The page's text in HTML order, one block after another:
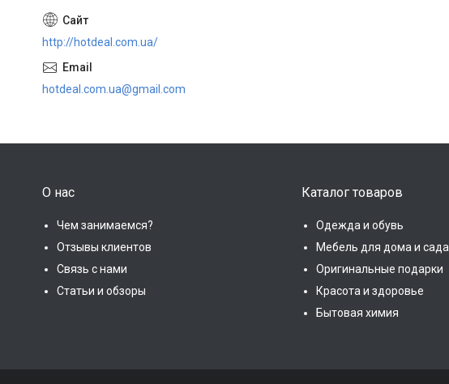
http://hotdeal.com.ua/
hotdeal.com.ua@gmail.com
О нас
Чем занимаемся?
Отзывы клиентов
Связь с нами
Статьи и обзоры
Каталог товаров
Одежда и обувь
Мебель для дома и сада
Оригинальные подарки
Красота и здоровье
Бытовая химия